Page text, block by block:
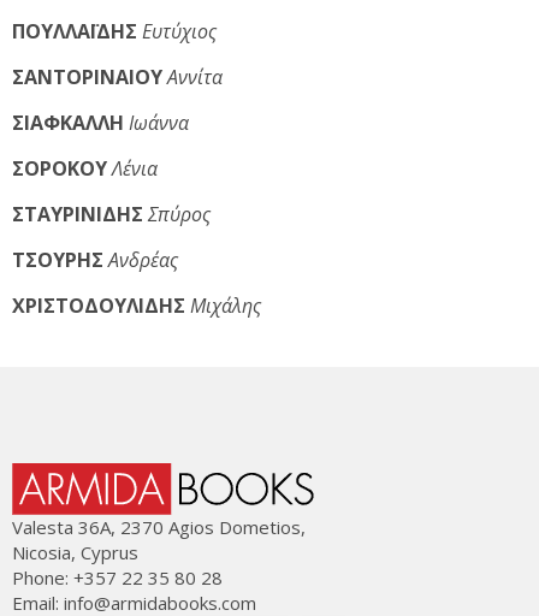
ΠΟΥΛΛΑΪΔΗΣ Ευτύχιος
ΣΑΝΤΟΡΙΝΑΙΟΥΑννίτα
ΣΙΑΦΚΑΛΛΗ Ιωάννα
ΣΟΡΟΚΟΥΛένια
ΣΤΑΥΡΙΝΙΔΗΣ Σπύρος
ΤΣΟΥΡΗΣ Ανδρέας
ΧΡΙΣΤΟΔΟΥΛΙΔΗΣ Μιχάλης
Valesta 36Α, 2370 Agios Dometios,
Nicosia, Cyprus
Phone: +357 22 35 80 28
Email: info@armidabooks.com